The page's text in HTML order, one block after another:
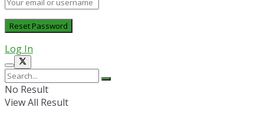
Log In
No Result
View All Result